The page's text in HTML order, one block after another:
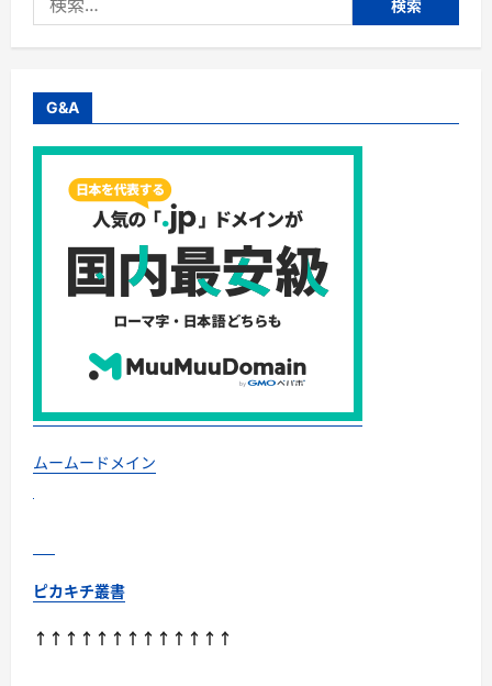
み
順
い
て
さ
ら
に
読
む
ム
_
サ
バ
（RS
プ
ラ
ン）
申
込
み
手
順
に
い
て
ら
に
索:
G&A
ムームードメイン
ピカキチ叢書
↑↑↑↑↑↑↑↑↑↑↑↑↑